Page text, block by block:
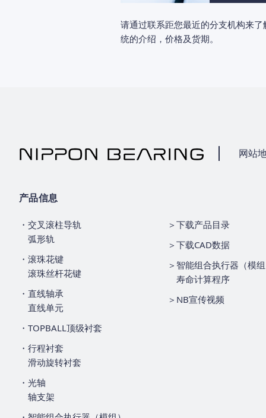
请通过联系距您最近的分支机构来了
统的介绍，价格及货期。
网站
产品信息
・交叉滚柱导轨
弧形轨
・滚珠花键
滚珠丝杆花键
・直线轴承
直线单元
・TOPBALL顶级衬套
・行程衬套
滑动旋转衬套
・光轴
轴支架
＞下载产品目录
＞下载CAD数据
＞智能组合执行器（模
寿命计算程序
＞NB宣传视频